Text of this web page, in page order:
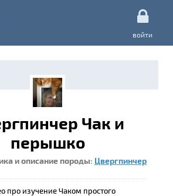
войти
Чак и
перышко
и описание породы: Цвергпинчер
про изучение Чаком простого